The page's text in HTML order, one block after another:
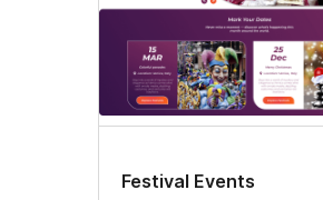
Festival Events